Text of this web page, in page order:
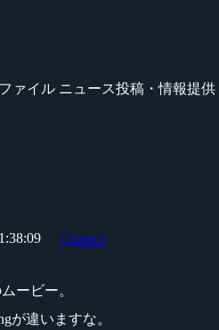
ァイル ニュース投稿・情報提供
Quake3
ービー。
が違いますな。